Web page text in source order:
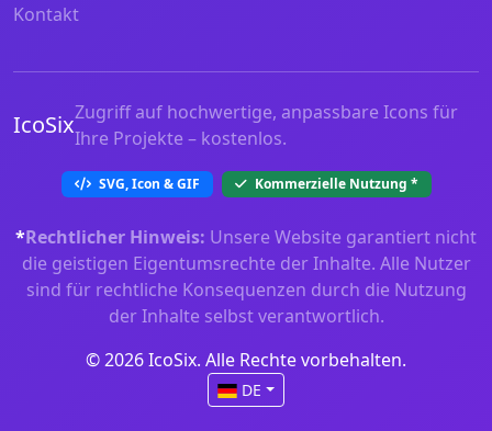
Kontakt
IcoSixZugriff auf hochwertige, anpassbare Icons für
Ihre Projekte – kostenlos.
SVG, Icon & GIF Kommerzielle Nutzung *
*Rechtlicher Hinweis: Unsere Website garantiert nicht
die geistigen Eigentumsrechte der Inhalte. Alle Nutzer
sind für rechtliche Konsequenzen durch die Nutzung
der Inhalte selbst verantwortlich.
© 2026 IcoSix. Alle Rechte vorbehalten.
DE